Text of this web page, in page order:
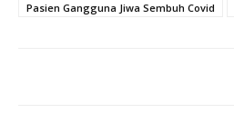
Pasien Gangguna Jiwa Sembuh Covid